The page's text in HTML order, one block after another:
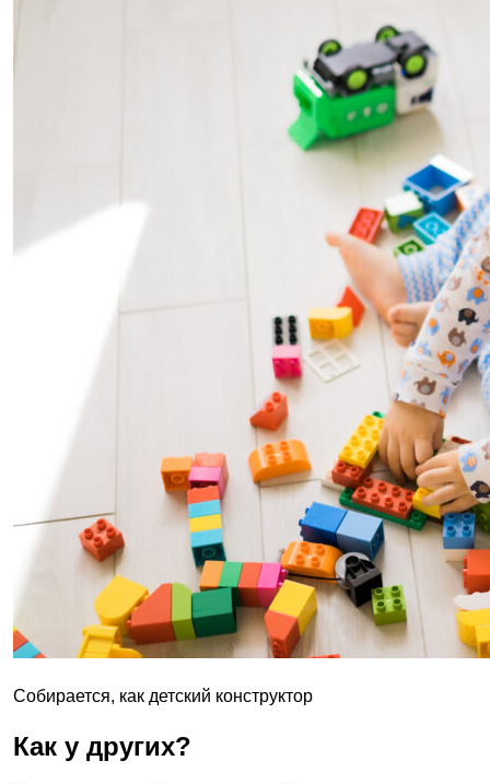
Собирается, как детский конструктор
Как у других?